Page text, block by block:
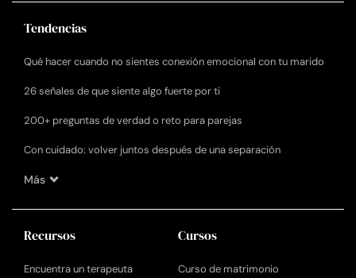
Tendencias
Qué hacer cuando no sientes conexión emocional con tu marido
26 señales de que siente algo fuerte por ti
200+ preguntas de verdad o reto para parejas
Con cuidado: volver juntos después de una separación
Más
Recursos
Encuentra un terapeuta
Cursos
Curso de matrimonio